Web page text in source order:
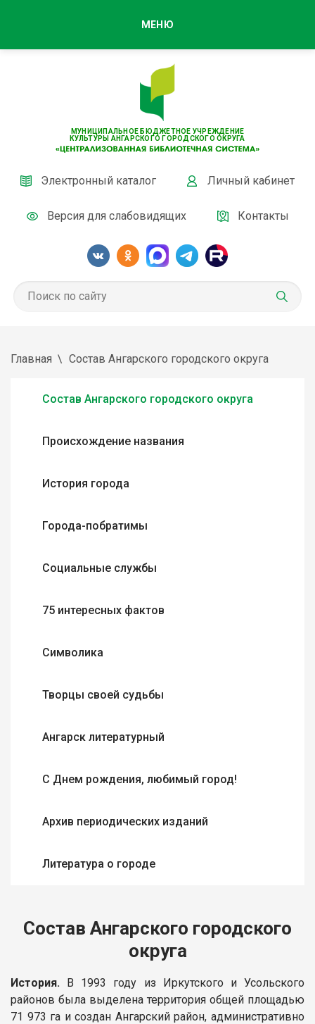
МУНИЦИПАЛЬНОЕ БЮДЖЕТНОЕ УЧРЕЖДЕНИЕ
КУЛЬТУРЫ АНГАРСКОГО ГОРОДСКОГО ОКРУГА
Электронный каталог Личный кабинет
Версия для слабовидящих Контакты
МЕНЮ
Главная Состав Ангарского городского округа
Состав Ангарского городского округа
Происхождение названия
История города
Города-побратимы
Социальные службы
75 интересных фактов
Символика
Творцы своей судьбы
Ангарск литературный
С Днем рождения, любимый город!
Архив периодических изданий
Литература о городе
Состав Ангарского городского
округа
История. В 1993 году из Иркутского и Усольского
районов была выделена территория общей площадью
71 973 га и создан Ангарский район, административно